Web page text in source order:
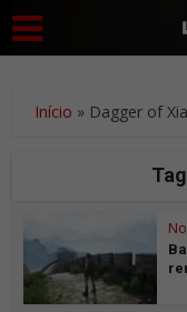
Início » Dagger of